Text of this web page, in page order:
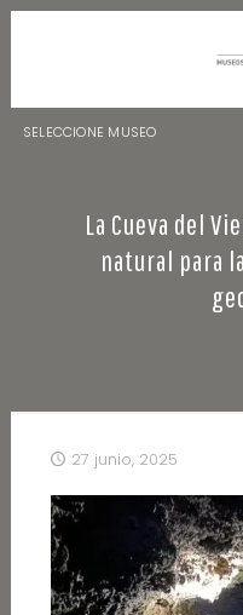
SELECCIONE MUSEO
NATURALEZA Y ARQUEOLOGÍA
LA CIENCIA Y EL COSMOS
La Cueva del
natural para
27 junio, 2025